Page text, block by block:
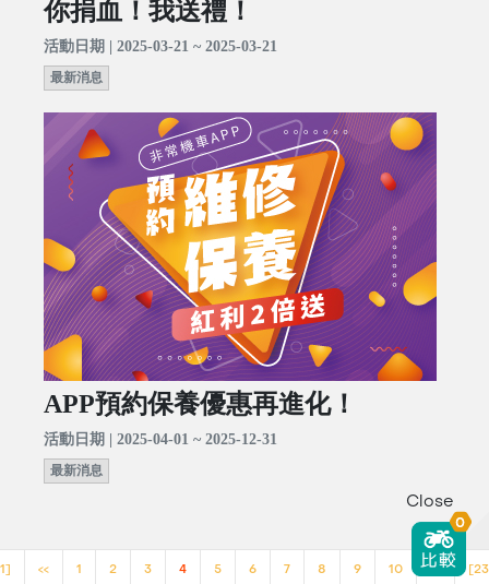
你捐血！我送禮！
活動日期 | 2025-03-21 ~ 2025-03-21
最新消息
APP預約保養優惠再進化！
活動日期 | 2025-04-01 ~ 2025-12-31
最新消息
<< 1 2 3 4 5 6 7 8 9 10 >>
Close
0